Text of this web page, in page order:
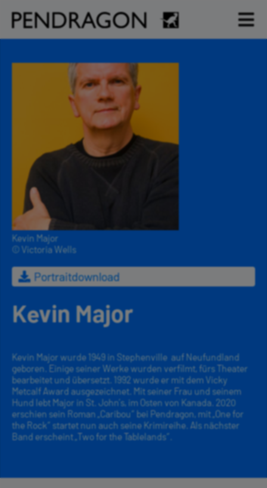
Kevin Major
© Victoria Wells
Portraitdownload
Kevin Major
Kevin Major wurde 1949 in Stephenville auf Neufundland
geboren. Einige seiner Werke wurden verfilmt, fürs Theater
bearbeitet und übersetzt. 1992 wurde er mit dem Vicky
Metcalf Award ausgezeichnet. Mit seiner Frau und seinem
Hund lebt Major in St. John’s, im Osten von Kanada. 2020
erschien sein Roman „Caribou“ bei Pendragon, mit „One for
the Rock“ startet nun auch seine Krimireihe. Als nächster
Band erscheint „Two for the Tablelands“.